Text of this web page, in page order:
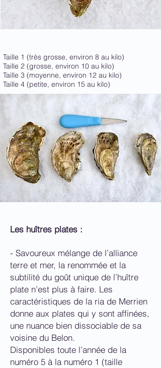
Taille 1 (très grosse, environ 8 au kilo)
Taille 2 (grosse, environ 10 au kilo)
Taille 3 (moyenne, environ 12 au kilo)
Taille 4 (petite, environ 15 au kilo)
Les huîtres plates :
- Savoureux mélange de l’alliance
terre et mer, la renommée et la
subtilité du goût unique de l’huître
plate n’est plus à faire. Les
caractéristiques de la ria de Merrien
donne aux plates qui y sont affinées,
une nuance bien dissociable de sa
voisine du Belon.
Disponibles toute l’année de la
numéro 5 à la numéro 1 (taille